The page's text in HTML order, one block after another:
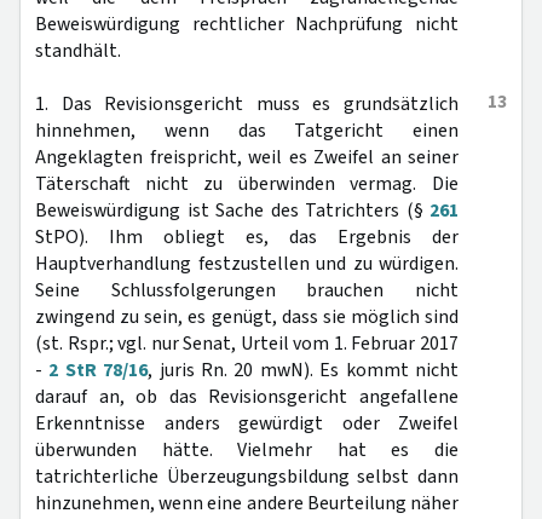
Beweiswürdigung rechtlicher Nachprüfung nicht
standhält.
13
1. Das Revisionsgericht muss es grundsätzlich
hinnehmen, wenn das Tatgericht einen
Angeklagten freispricht, weil es Zweifel an seiner
Täterschaft nicht zu überwinden vermag. Die
Beweiswürdigung ist Sache des Tatrichters (§ 261
StPO). Ihm obliegt es, das Ergebnis der
Hauptverhandlung festzustellen und zu würdigen.
Seine Schlussfolgerungen brauchen nicht
zwingend zu sein, es genügt, dass sie möglich sind
(st. Rspr.; vgl. nur Senat, Urteil vom 1. Februar 2017
- 2 StR 78/16, juris Rn. 20 mwN). Es kommt nicht
darauf an, ob das Revisionsgericht angefallene
Erkenntnisse anders gewürdigt oder Zweifel
überwunden hätte. Vielmehr hat es die
tatrichterliche Überzeugungsbildung selbst dann
hinzunehmen, wenn eine andere Beurteilung näher